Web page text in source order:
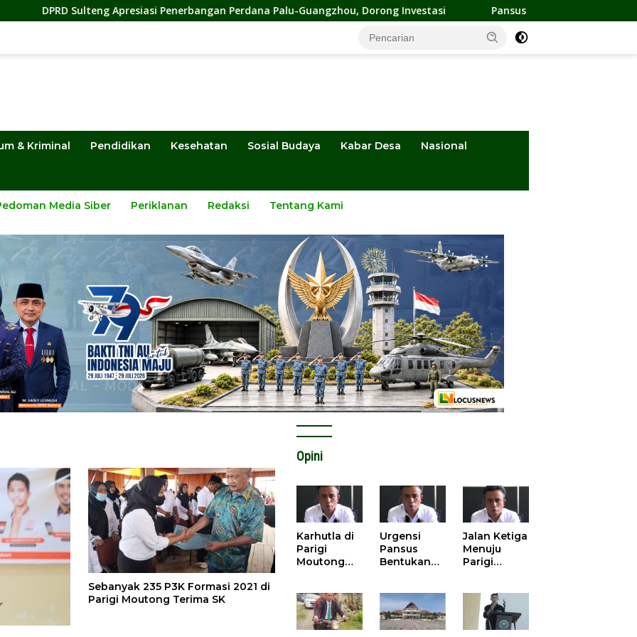
Apresiasi Penerbangan Perdana Palu-Guangzhou, Dorong Investasi Pansus DPRD Sulteng Kawal Penyelesaian
& Kriminal Pendidikan Kesehatan Sosial Budaya Kabar Desa Nasional
Media Siber Periklanan Redaksi Tentang Kami
Sebanyak 235 P3K Formasi 2021 di
Parigi Moutong Terima SK
Opini
Karhutla di
Parigi
Moutong
Tantangan
Tata Kelola
Mitigasi
Urgensi
Pansus
Bentukan
Kisruh
Pengusulan
52 Titik
Jalan Ketiga
Menuju
Parigi
Beradab